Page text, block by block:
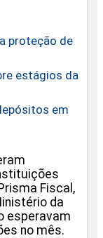
proteção de
estágios da
em
Fiscal,
da
esperavam
no mês.